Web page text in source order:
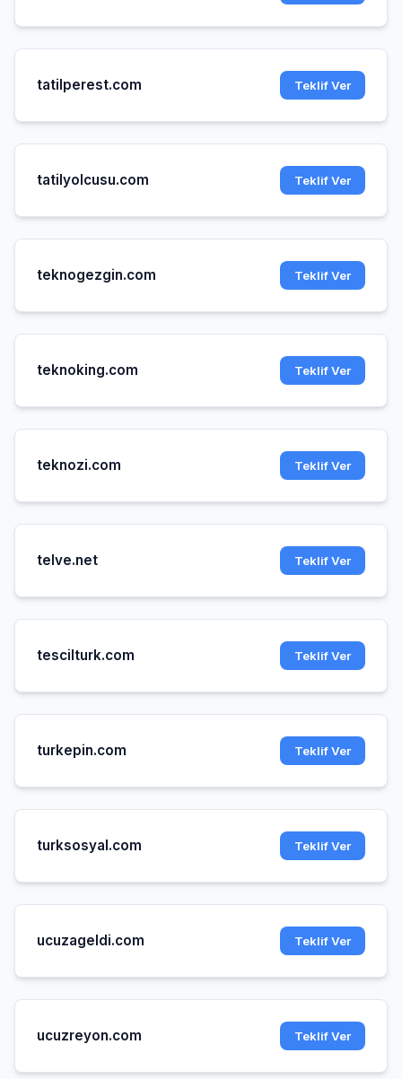
tatilperest.com Teklif Ver
tatilyolcusu.com Teklif Ver
teknogezgin.com Teklif Ver
teknoking.com Teklif Ver
teknozi.com Teklif Ver
telve.net Teklif Ver
tescilturk.com Teklif Ver
turkepin.com Teklif Ver
turksosyal.com Teklif Ver
ucuzageldi.com Teklif Ver
ucuzreyon.com Teklif Ver